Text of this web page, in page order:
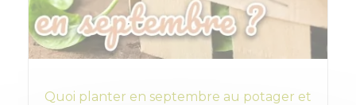
Quoi planter en septembre au potager et